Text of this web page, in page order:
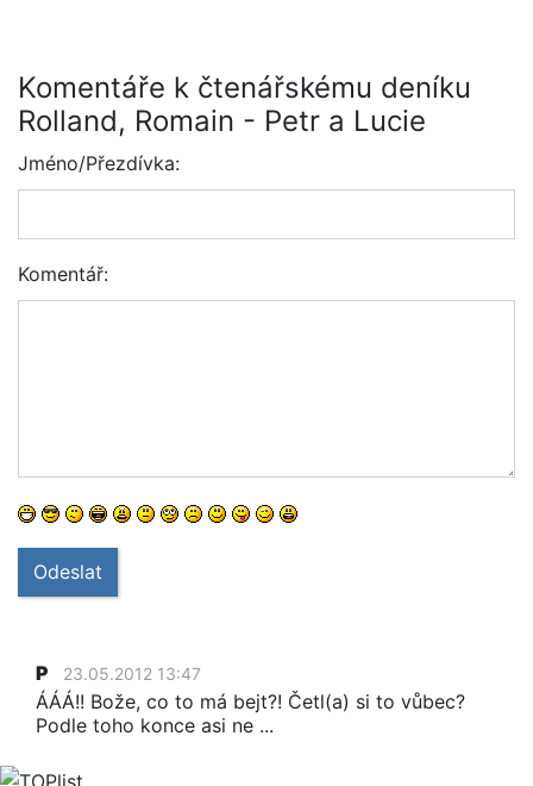
Komentáře k čtenářskému deníku
Rolland, Romain - Petr a Lucie
Jméno/Přezdívka:
Komentář:
Odeslat
P 23.05.2012 13:47
ÁÁÁ!! Bože, co to má bejt?! Četl(a) si to vůbec?
Podle toho konce asi ne ...